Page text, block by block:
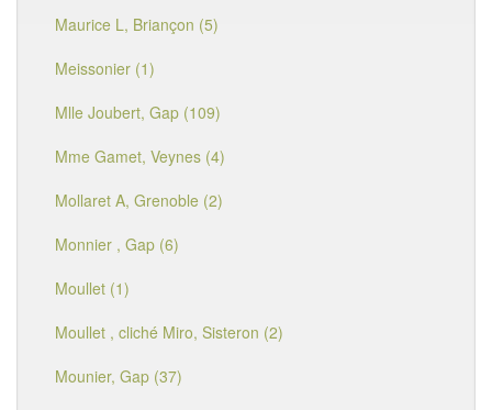
Maurice L, Briançon (5)
Meissonier (1)
Mlle Joubert, Gap (109)
Mme Gamet, Veynes (4)
Mollaret A, Grenoble (2)
Monnier , Gap (6)
Moullet (1)
Moullet , cliché Miro, Sisteron (2)
Mounier, Gap (37)